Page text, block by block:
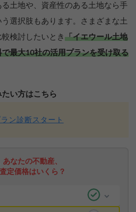
土地や、資産性のある土地なら手
選択肢もあります。さまざまな土
検討したいとき「イエウール土地
最大10社の活用プランを受け取る
い方はこちら
ン診断スタート
あなたの不動産、
査定価格はいくら？